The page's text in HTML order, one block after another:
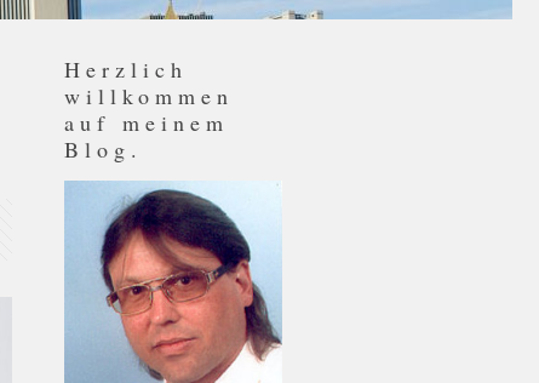
Herzlich
willkommen
auf meinem
Blog.